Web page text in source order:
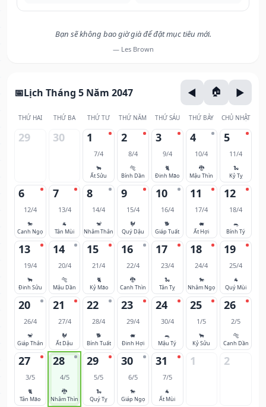
Bạn sẽ không bao giờ già để đặt mục tiêu mới.
— Les Brown
Lịch Tháng 5 Năm 2047
THỨ HAI THỨ BA THỨ TƯ THỨ NĂM THỨ SÁU THỨ BẢY CHỦ NHẬT
29 30 1
7/4
🐂
Ất Sửu
2
8/4
🐅
Bính Dần
3
9/4
🐈
Đinh Mão
4
10/4
🐉
Mậu Thìn
5
11/4
🐍
Kỷ Tỵ
6
12/4
🐎
Canh Ngọ
7
13/4
🐐
Tân Mùi
8
14/4
🐒
Nhâm Thân
9
15/4
🐓
Quý Dậu
10
16/4
🐕
Giáp Tuất
11
17/4
🐖
Ất Hợi
12
18/4
🐀
Bính Tý
13
19/4
🐂
Đinh Sửu
14
20/4
🐅
Mậu Dần
15
21/4
🐈
Kỷ Mão
16
22/4
🐉
Canh Thìn
17
23/4
🐍
Tân Tỵ
18
24/4
🐎
Nhâm Ngọ
19
25/4
🐐
Quý Mùi
20
26/4
🐒
Giáp Thân
21
27/4
🐓
Ất Dậu
22
28/4
🐕
Bính Tuất
23
29/4
🐖
Đinh Hợi
24
30/4
🐀
Mậu Tý
25
1/5
🐂
Kỷ Sửu
26
2/5
🐅
Canh Dần
27
3/5
🐈
Tân Mão
28
4/5
🐉
Nhâm Thìn
29
5/5
🐍
Quý Tỵ
30
6/5
🐎
Giáp Ngọ
31
7/5
🐐
Ất Mùi
1 2